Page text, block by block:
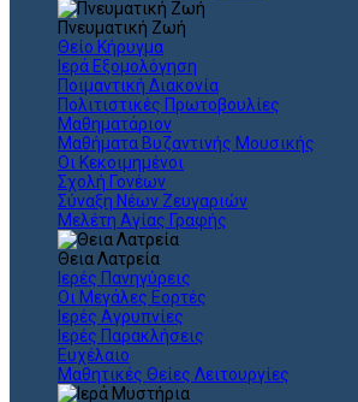
Πνευματική Ζωή
Θείο Κήρυγμα
Ιερά Εξομολόγηση
Ποιμαντική Διακονία
Πολιτιστικές Πρωτοβουλίες
Μαθηματάριον
Μαθήματα Βυζαντινής Μουσικής
Οι Κεκοιμημένοι
Σχολή Γονέων
Σύναξη Νέων Ζευγαριών
Μελέτη Αγίας Γραφής
Θεια Λατρεία
Ιερές Πανηγύρεις
Οι Μεγάλες Εορτές
Ιερές Αγρυπνίες
Ιερές Παρακλήσεις
Ευχέλαιο
Μαθητικές Θείες Λειτουργίες